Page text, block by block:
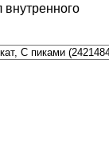
внутренного